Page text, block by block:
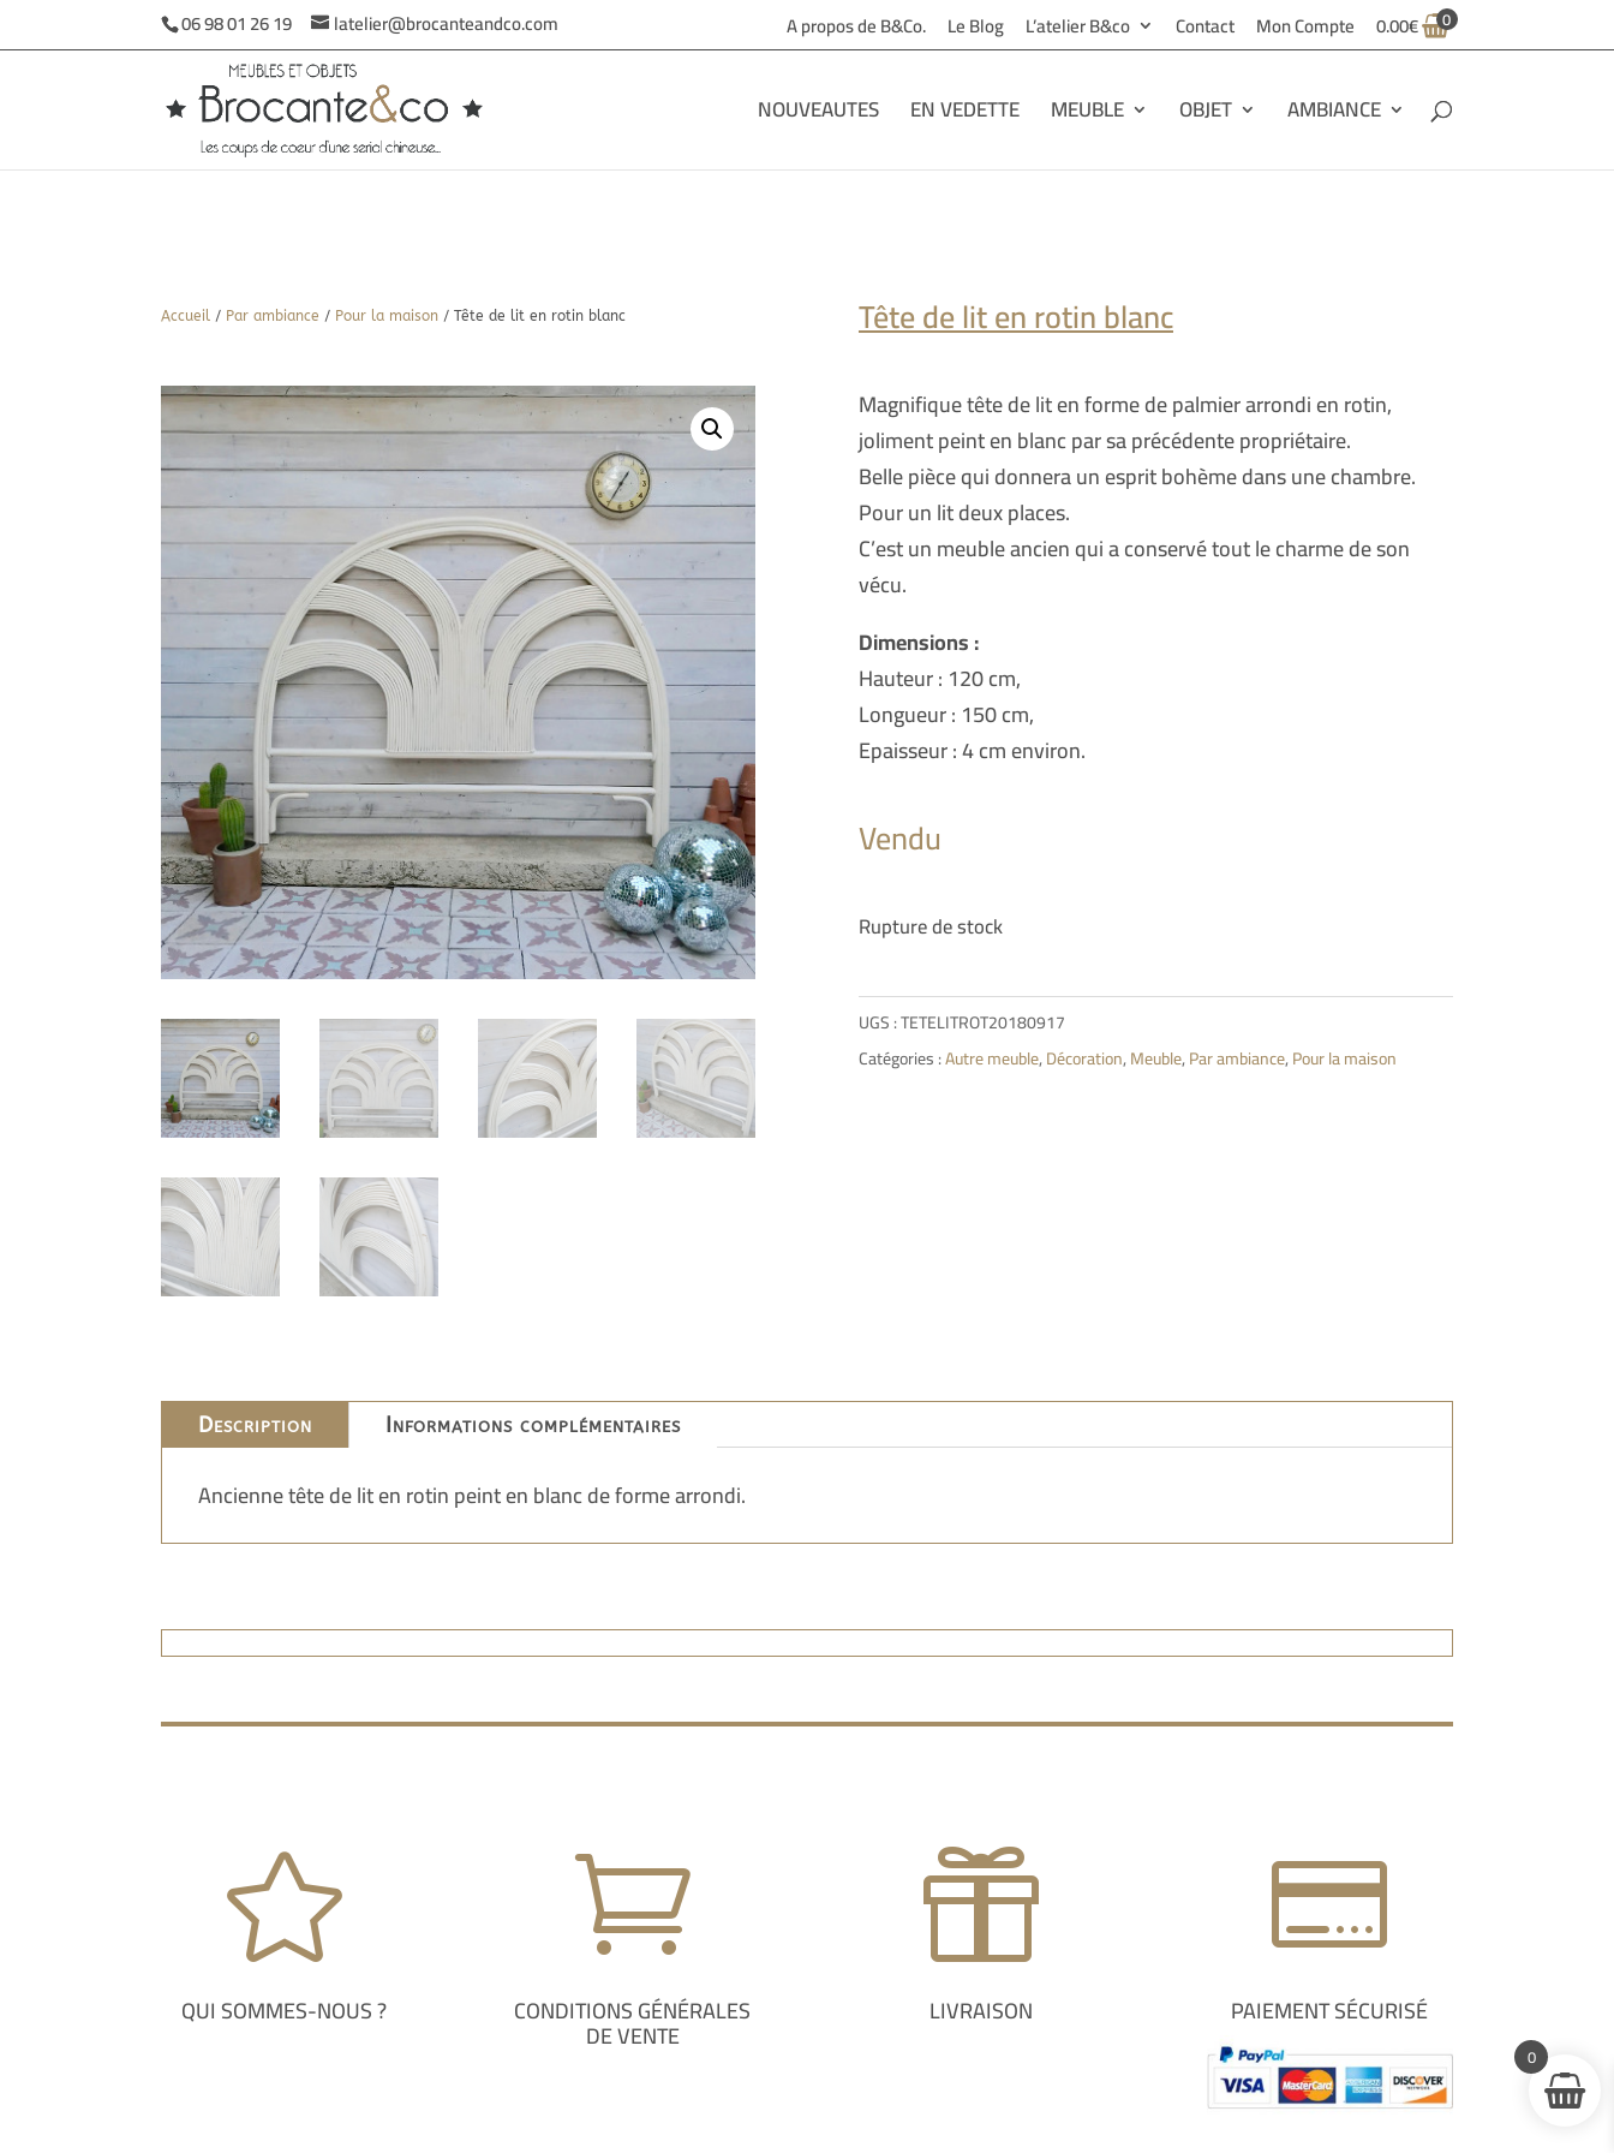
06 98 01 26 19 latelier@brocanteandco.com A propos de B&Co. Le Blog L’atelier B&co Contact Mon Compte 0.00€ 0
NOUVEAUTES EN VEDETTE MEUBLE OBJET AMBIANCE
Accueil / Par ambiance / Pour la maison / Tête de lit en rotin blanc Tête de lit en rotin blanc
Magnifique tête de lit en forme de palmier arrondi en rotin,
joliment peint en blanc par sa précédente propriétaire.
Belle pièce qui donnera un esprit bohème dans une chambre.
Pour un lit deux places.
C’est un meuble ancien qui a conservé tout le charme de son
vécu.
Dimensions :
Hauteur : 120 cm,
Longueur : 150 cm,
Epaisseur : 4 cm environ.
Vendu
Rupture de stock
UGS :TETELITROT20180917
Catégories :Autre meuble,Décoration,Meuble,Par ambiance,Pour la maison
Description Informations complémentaires
Ancienne tête de lit en rotin peint en blanc de forme arrondi.

QUI SOMMES-NOUS ?

CONDITIONS GÉNÉRALES
DE VENTE

LIVRAISON

PAIEMENT SÉCURISÉ
0